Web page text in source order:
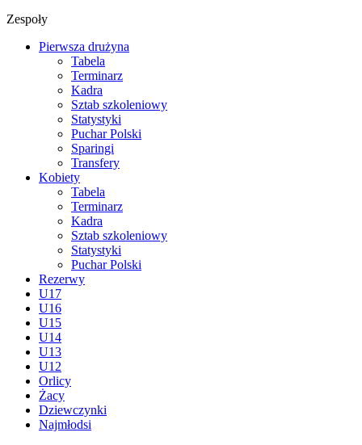
Zespoły
Pierwsza drużyna
Tabela
Terminarz
Kadra
Sztab szkoleniowy
Statystyki
Puchar Polski
Sparingi
Transfery
Kobiety
Tabela
Terminarz
Kadra
Sztab szkoleniowy
Statystyki
Puchar Polski
Rezerwy
U17
U16
U15
U14
U13
U12
Orlicy
Żacy
Dziewczynki
Najmłodsi